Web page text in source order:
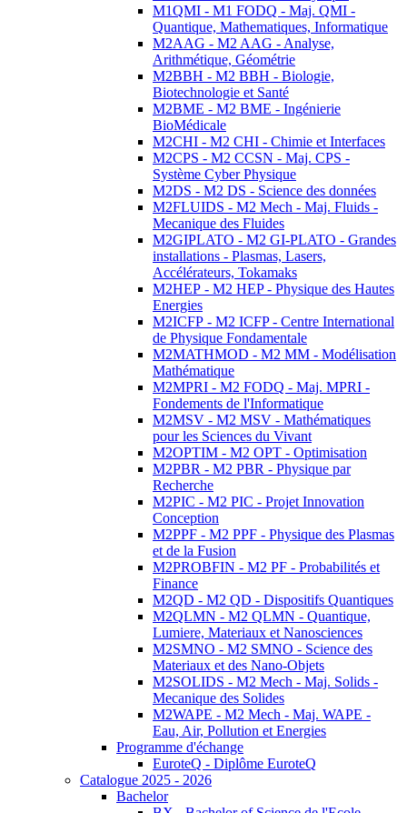
M1QMI - M1 FODQ - Maj. QMI -
Quantique, Mathematiques, Informatique
M2AAG - M2 AAG - Analyse,
Arithmétique, Géométrie
M2BBH - M2 BBH - Biologie,
Biotechnologie et Santé
M2BME - M2 BME - Ingénierie
BioMédicale
M2CHI - M2 CHI - Chimie et Interfaces
M2CPS - M2 CCSN - Maj. CPS -
Système Cyber Physique
M2DS - M2 DS - Science des données
M2FLUIDS - M2 Mech - Maj. Fluids -
Mecanique des Fluides
M2GIPLATO - M2 GI-PLATO - Grandes
installations - Plasmas, Lasers,
Accélérateurs, Tokamaks
M2HEP - M2 HEP - Physique des Hautes
Energies
M2ICFP - M2 ICFP - Centre International
de Physique Fondamentale
M2MATHMOD - M2 MM - Modélisation
Mathématique
M2MPRI - M2 FODQ - Maj. MPRI -
Fondements de l'Informatique
M2MSV - M2 MSV - Mathématiques
pour les Sciences du Vivant
M2OPTIM - M2 OPT - Optimisation
M2PBR - M2 PBR - Physique par
Recherche
M2PIC - M2 PIC - Projet Innovation
Conception
M2PPF - M2 PPF - Physique des Plasmas
et de la Fusion
M2PROBFIN - M2 PF - Probabilités et
Finance
M2QD - M2 QD - Dispositifs Quantiques
M2QLMN - M2 QLMN - Quantique,
Lumiere, Materiaux et Nanosciences
M2SMNO - M2 SMNO - Science des
Materiaux et des Nano-Objets
M2SOLIDS - M2 Mech - Maj. Solids -
Mecanique des Solides
M2WAPE - M2 Mech - Maj. WAPE -
Eau, Air, Pollution et Energies
Programme d'échange
EuroteQ - Diplôme EuroteQ
Catalogue 2025 - 2026
Bachelor